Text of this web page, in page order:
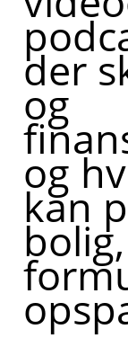
der
og
og
kan